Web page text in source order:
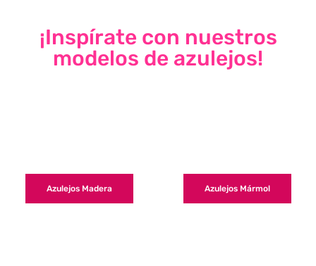
¡Inspírate con nuestros
modelos de azulejos!
Azulejos Madera Azulejos Mármol